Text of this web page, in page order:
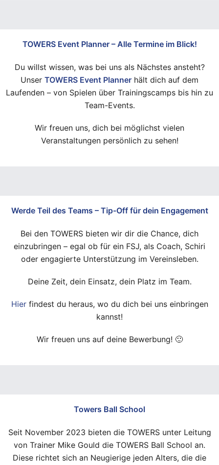
TOWERS Event Planner – Alle Termine im Blick!
Du willst wissen, was bei uns als Nächstes ansteht?
Unser TOWERS Event Planner hält dich auf dem
Laufenden – von Spielen über Trainingscamps bis hin zu
Team-Events.
Wir freuen uns, dich bei möglichst vielen
Veranstaltungen persönlich zu sehen!
Werde Teil des Teams – Tip-Off für dein Engagement
Bei den TOWERS bieten wir dir die Chance, dich
einzubringen – egal ob für ein FSJ, als Coach, Schiri
oder engagierte Unterstützung im Vereinsleben.
Deine Zeit, dein Einsatz, dein Platz im Team.
Hierfindest du heraus, wo du dich bei uns einbringen
kannst!
Wir freuen uns auf deine Bewerbung! 🙂
Towers Ball School
Seit November 2023 bieten die TOWERS unter Leitung
von Trainer Mike Gould die TOWERS Ball School an.
Diese richtet sich an Neugierige jeden Alters, die die